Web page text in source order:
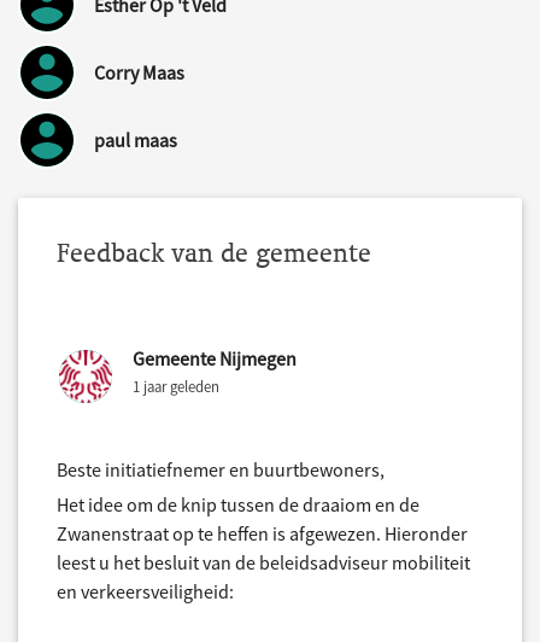
Esther Op 't Veld
Corry Maas
paul maas
Feedback van de gemeente
Gemeente Nijmegen
1 jaar geleden
Beste initiatiefnemer en buurtbewoners,
Het idee om de knip tussen de draaiom en de
Zwanenstraat op te heffen is afgewezen. Hieronder
leest u het besluit van de beleidsadviseur mobiliteit
en verkeersveiligheid: